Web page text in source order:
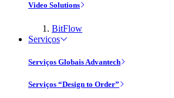
Video Solutions
BitFlow
Serviços
Serviços Globais Advantech
Serviços “Design to Order”